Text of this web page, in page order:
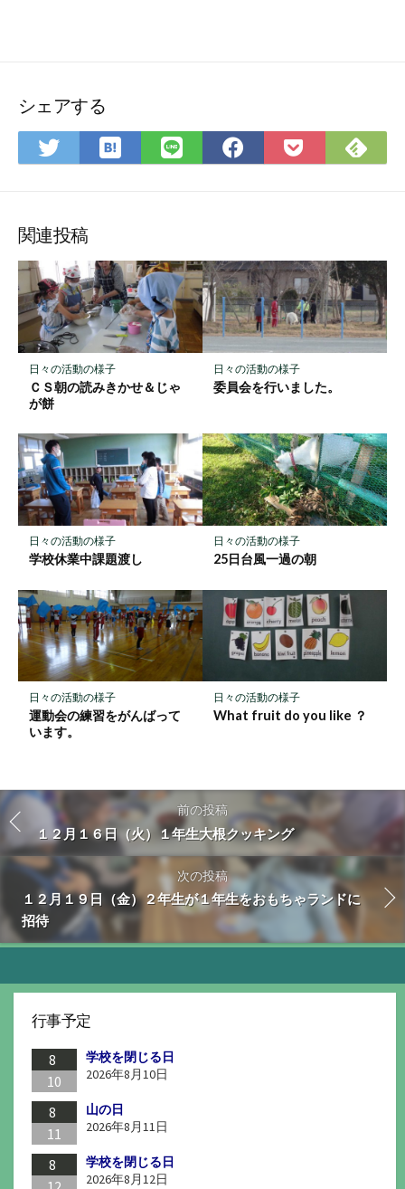
シェアする
Twitter
で
ア
は
て
ク
マ
ー
ク
に
存
LINE
で
Facebook
で
Pocket
に
で
関連投稿
日々の活動の様子
ＣＳ朝の読みきかせ＆じゃ
が餅
日々の活動の様子
委員会を行いました。
日々の活動の様子
学校休業中課題渡し
日々の活動の様子
25日台風一過の朝
日々の活動の様子
運動会の練習をがんばって
います。
日々の活動の様子
What fruit do you like ？
前の投稿
１２月１６日（火）１年生大根クッキング
次の投稿
１２月１９日（金）２年生が１年生をおもちゃランドに
招待
行事予定
8
10
学校を閉じる日
2026年8月10日
8
11
山の日
2026年8月11日
8
学校を閉じる日
2026年8月12日